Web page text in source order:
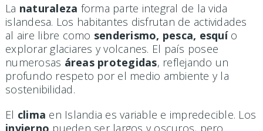
La naturaleza forma parte integral de la vida
islandesa. Los habitantes disfrutan de actividades
al aire libre como senderismo, pesca, esquío
explorar glaciares y volcanes. El país posee
numerosas áreas protegidas, reflejando un
profundo respeto por el medio ambiente y la
sostenibilidad.
El clima en Islandia es variable e impredecible. Los
invierno pueden ser largos y oscuros, pero